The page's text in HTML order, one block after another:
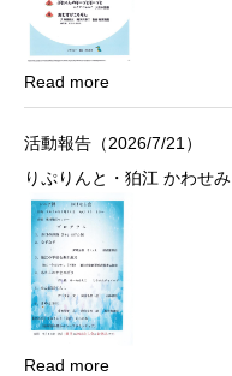
Read more
活動報告（2026/7/21）
りぷりんと・狛江 かわせみ
Read more